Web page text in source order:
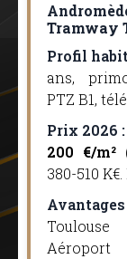
Tramway
Profil
ans,
PTZ B1,
Prix 2026 :
200 €/m²
380-510
Aéroport